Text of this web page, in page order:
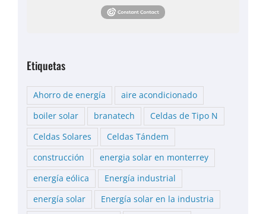
Etiquetas
Ahorro de energía
aire acondicionado
boiler solar
branatech
Celdas de Tipo N
Celdas Solares
Celdas Tándem
construcción
energia solar en monterrey
energía eólica
Energía industrial
energía solar
Energía solar en la industria